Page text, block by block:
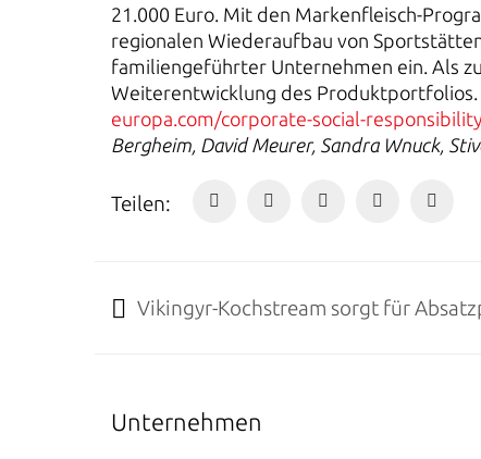
21.000 Euro. Mit den Markenfleisch-
regionalen Wiederaufbau von
familiengeführter Unternehmen ein. Als
Weiterentwicklung des Produktportfolios.
europa.com/corporate-social-
Bergheim, David Meurer, Sandra Wnuck,
Teilen:
Vikingyr-Kochstream sorgt für
Unternehmen